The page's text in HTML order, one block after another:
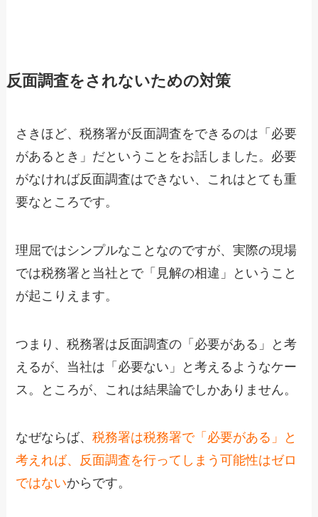
反面調査をされないための対策
さきほど、税務署が反面調査をできるのは「必要
があるとき」だということをお話しました。必要
がなければ反面調査はできない、これはとても重
要なところです。
理屈ではシンプルなことなのですが、実際の現場
では税務署と当社とで「見解の相違」ということ
が起こりえます。
つまり、税務署は反面調査の「必要がある」と考
えるが、当社は「必要ない」と考えるようなケー
ス。ところが、これは結果論でしかありません。
なぜならば、税務署は税務署で「必要がある」と
考えれば、反面調査を行ってしまう可能性はゼロ
ではないからです。